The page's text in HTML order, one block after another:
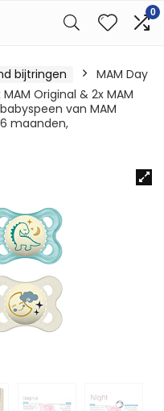
0
bijtringen
MAM Day
Original & 2x MAM
van MAM
maanden,